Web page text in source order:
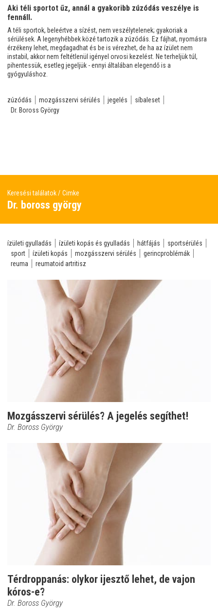
Aki téli sportot űz, annál a gyakoribb zúzódás veszélye is
fennáll.
A téli sportok, beleértve a sízést, nem veszélytelenek; gyakoriak a
sérülések. A legenyhébbek közé tartozik a zúzódás. Ez fájhat, nyomásra
érzékeny lehet, megdagadhat és be is vérezhet, de ha az ízület nem
instabil, akkor nem feltétlenül igényel orvosi kezelést. Ne terheljük túl,
pihentessük, esetleg jegeljük - ennyi általában elegendő is a
gyógyuláshoz.
zúzódás mozgásszervi sérülés jegelés
síbaleset
Dr. Boross György
Keresési találatok Cimke
Dr. boross györgy
ízületi gyulladás ízületi kopás és gyulladás hátfájás
sportsérülés
sport
ízületi kopás mozgásszervi sérülés
gerincproblémák
reuma
reumatoid artritisz
Mozgásszervi sérülés? A jegelés segíthet!
Dr. Boross György
Térdroppanás: olykor ijesztő lehet, de vajon
kóros-e?
Dr. Boross György